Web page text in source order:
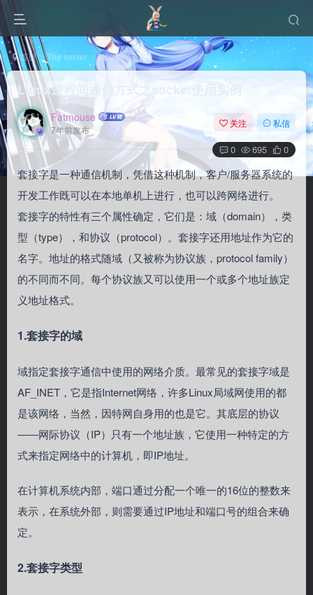
首页 The server Linux 正文
Linux进程间通信方式之socket使用实例
Fatmouse
7年前发布
关注 私信
0 695 0
套接字是一种通信机制，凭借这种机制，客户/服务器系统的
开发工作既可以在本地单机上进行，也可以跨网络进行。
套接字的特性有三个属性确定，它们是：域（domain），类
型（type），和协议（protocol）。套接字还用地址作为它的
名字。地址的格式随域（又被称为协议族，protocol family）
的不同而不同。每个协议族又可以使用一个或多个地址族定
义地址格式。
1.套接字的域
域指定套接字通信中使用的网络介质。最常见的套接字域是
AF_INET，它是指Internet网络，许多Linux局域网使用的都
是该网络，当然，因特网自身用的也是它。其底层的协议
――网际协议（IP）只有一个地址族，它使用一种特定的方
式来指定网络中的计算机，即IP地址。
在计算机系统内部，端口通过分配一个唯一的16位的整数来
表示，在系统外部，则需要通过IP地址和端口号的组合来确
定。
2.套接字类型